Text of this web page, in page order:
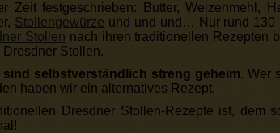
festgeschrieben: Butter, Weizenmehl,
Stollengewürze und und und… Nur rund 130
Stollen nach ihren traditionellen Rezepten
Stollen.
selbstverständlich streng geheim. Wer
haben wir ein alternatives Rezept.
Dresdner Stollen-Rezepte ist, dem